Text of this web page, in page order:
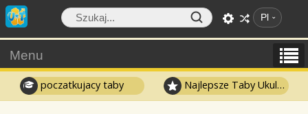
Pl
Menu
poczatkujacy taby Najlepsze Taby Ukulele